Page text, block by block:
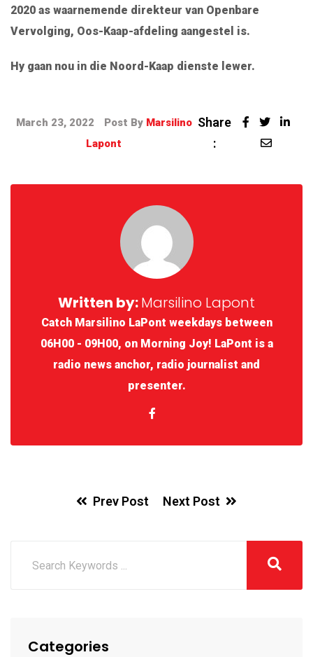
2020 as waarnemende direkteur van Openbare
Vervolging, Oos-Kaap-afdeling aangestel is.
Hy gaan nou in die Noord-Kaap dienste lewer.
March 23, 2022 Post By Marsilino
Lapont
Share
:
Written by:Marsilino Lapont
Catch Marsilino LaPont weekdays between
06H00 - 09H00, on Morning Joy! LaPont is a
radio news anchor, radio journalist and
presenter.
Prev Post Next Post
Categories